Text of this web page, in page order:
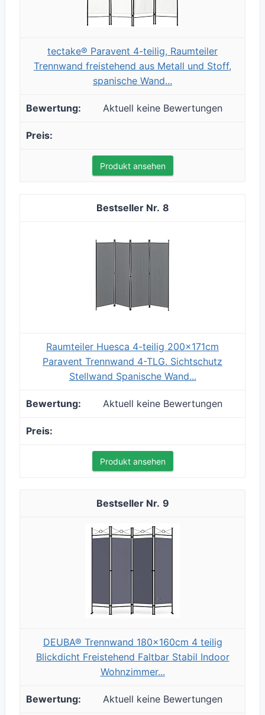
tectake® Paravent 4-teilig, Raumteiler
Trennwand freistehend aus Metall und Stoff,
spanische Wand...
Aktuell keine Bewertungen
Produkt ansehen
8
Raumteiler Huesca 4-teilig 200x171cm
Paravent Trennwand 4-TLG. Sichtschutz
Stellwand Spanische Wand...
Aktuell keine Bewertungen
Produkt ansehen
9
DEUBA® Trennwand 180x160cm 4 teilig
Blickdicht Freistehend Faltbar Stabil Indoor
Wohnzimmer...
Aktuell keine Bewertungen